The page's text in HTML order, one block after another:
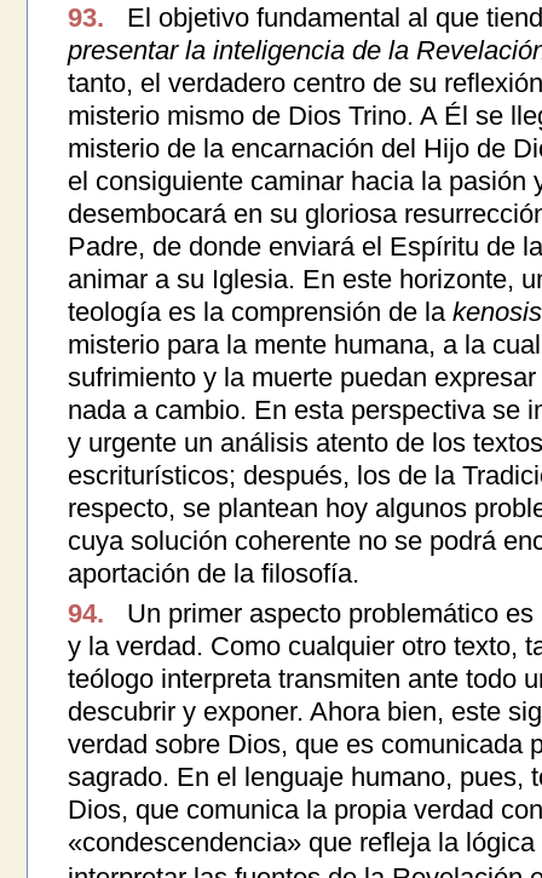
93.
El objetivo fundamental al que
presentar la inteligencia de la
tanto, el verdadero centro de su
misterio mismo de Dios Trino. A Él se
misterio de la encarnación del Hijo de
el consiguiente caminar hacia la pasión
desembocará en su gloriosa
Padre, de donde enviará el Espíritu de
animar a su Iglesia. En este horizonte,
teología es la comprensión de la kenosis
misterio para la mente humana, a la
sufrimiento y la muerte puedan
nada a cambio. En esta perspectiva se
y urgente un análisis atento de los
escriturísticos; después, los de la
respecto, se plantean hoy algunos
cuya solución coherente no se podrá
aportación de la filosofía.
94.
Un primer aspecto problemático
y la verdad. Como cualquier otro texto,
teólogo interpreta transmiten ante todo
descubrir y exponer. Ahora bien, este
verdad sobre Dios, que es comunicada
sagrado. En el lenguaje humano, pues,
Dios, que comunica la propia verdad
«condescendencia» que refleja la